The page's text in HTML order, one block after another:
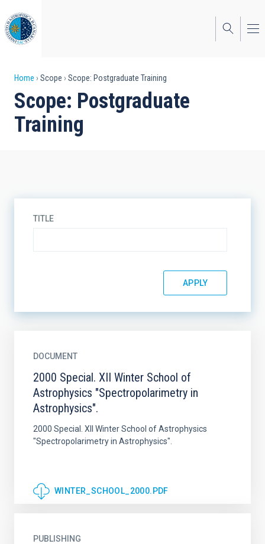
to
main
content
Breadcrumb
Home Scope Scope: Postgraduate Training
Scope: Postgraduate
Training
TITLE
DOCUMENT
2000 Special. XII Winter School of
Astrophysics "Spectropolarimetry in
Astrophysics".
2000 Special. XII Winter School of Astrophysics
"Spectropolarimetry in Astrophysics".
WINTER_SCHOOL_2000.PDF
PUBLISHING